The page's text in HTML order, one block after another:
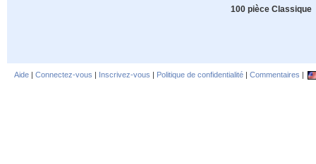
100 pièce Classique
Aide | Connectez-vous | Inscrivez-vous | Politique de confidentialité | Commentaires |